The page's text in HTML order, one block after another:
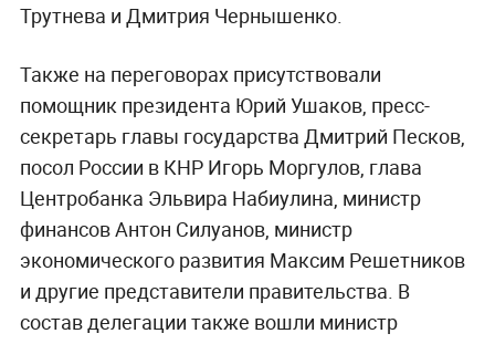
Трутнева и Дмитрия Чернышенко.
Также на переговорах присутствовали
помощник президента Юрий Ушаков, пресс-
секретарь главы государства Дмитрий Песков,
посол России в КНР Игорь Моргулов, глава
Центробанка Эльвира Набиулина, министр
финансов Антон Силуанов, министр
экономического развития Максим Решетников
и другие представители правительства. В
состав делегации также вошли министр